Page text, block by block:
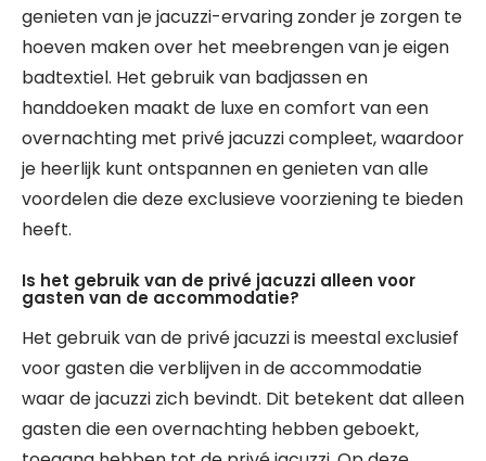
genieten van je jacuzzi-ervaring zonder je zorgen te
hoeven maken over het meebrengen van je eigen
badtextiel. Het gebruik van badjassen en
handdoeken maakt de luxe en comfort van een
overnachting met privé jacuzzi compleet, waardoor
je heerlijk kunt ontspannen en genieten van alle
voordelen die deze exclusieve voorziening te bieden
heeft.
Is het gebruik van de privé jacuzzi alleen voor
gasten van de accommodatie?
Het gebruik van de privé jacuzzi is meestal exclusief
voor gasten die verblijven in de accommodatie
waar de jacuzzi zich bevindt. Dit betekent dat alleen
gasten die een overnachting hebben geboekt,